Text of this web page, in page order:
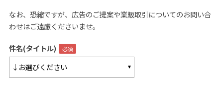
マイページ
初めての方へ ご利用ガイド
なお、恐縮ですが、広告のご提案や業販取引についてのお問い合
わせはご遠慮くださいませ。
件名(タイトル)